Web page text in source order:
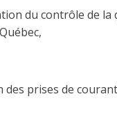
du contrôle de
prises de